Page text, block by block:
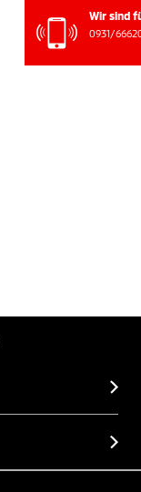
Wir
0931/